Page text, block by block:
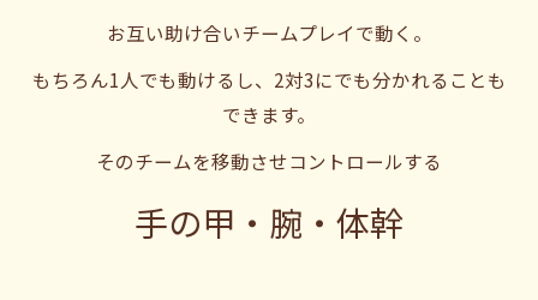
お互い助け合いチームプレイで動く。
もちろん1人でも動けるし、2対3にでも分かれることも
できます。
そのチームを移動させコントロールする
手の甲・腕・体幹